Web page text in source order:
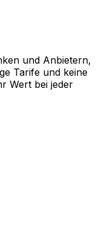
und Anbietern,
Tarife und keine
Wert bei jeder